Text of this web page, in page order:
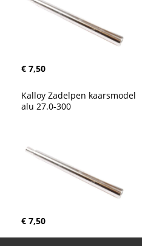
€ 7,50
Kalloy Zadelpen kaarsmodel
alu 27.0-300
€ 7,50